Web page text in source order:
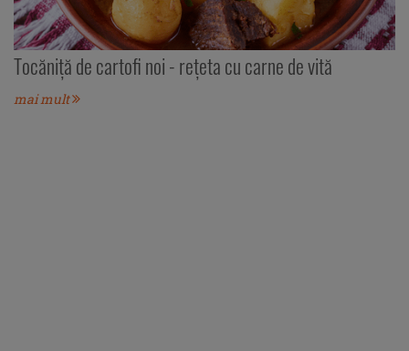
Tocăniţă de cartofi noi - rețeta cu carne de vită
mai mult